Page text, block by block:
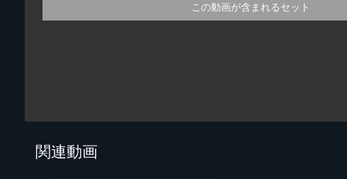
この動画が含まれるセット
関連動画